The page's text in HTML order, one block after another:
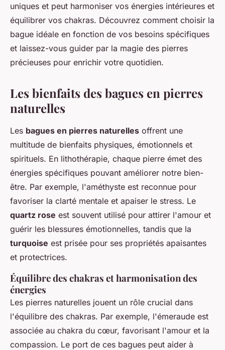
uniques et peut harmoniser vos énergies intérieures et
équilibrer vos chakras. Découvrez comment choisir la
bague idéale en fonction de vos besoins spécifiques
et laissez-vous guider par la magie des pierres
précieuses pour enrichir votre quotidien.
Les bienfaits des bagues en pierres
naturelles
Les bagues en pierres naturelles offrent une
multitude de bienfaits physiques, émotionnels et
spirituels. En lithothérapie, chaque pierre émet des
énergies spécifiques pouvant améliorer notre bien-
être. Par exemple, l'améthyste est reconnue pour
favoriser la clarté mentale et apaiser le stress. Le
quartz rose est souvent utilisé pour attirer l'amour et
guérir les blessures émotionnelles, tandis que la
turquoise est prisée pour ses propriétés apaisantes
et protectrices.
Équilibre des chakras et harmonisation des
énergies
Les pierres naturelles jouent un rôle crucial dans
l'équilibre des chakras. Par exemple, l'émeraude est
associée au chakra du cœur, favorisant l'amour et la
compassion. Le port de ces bagues peut aider à